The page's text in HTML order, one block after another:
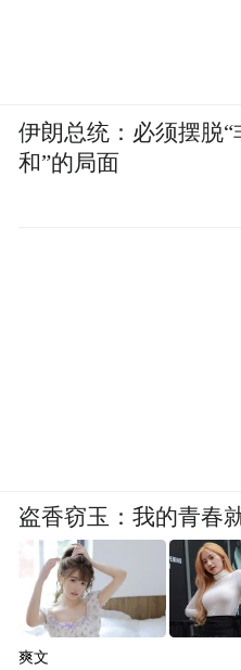
伊朗总统：必须摆脱“
和”的局面
盗香窃玉：我的青春
爽文